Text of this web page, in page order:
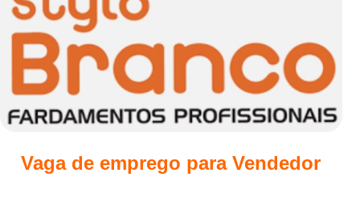
Vaga de emprego para Vendedor